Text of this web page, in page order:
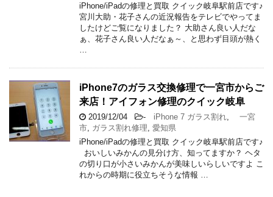
iPhone/iPadの修理と買取 クイック岐阜駅前店です♪
宮川大助・花子さんの近況報告をテレビでやってま
したけどご覧になりました？ 大助さん良い人だな
ぁ、花子さん良い人だなぁ～、と思わず目頭が熱く
…
iPhone7のガラス交換修理で一宮市からご
来店！アイフォン修理のクイック岐阜
2019/12/04 - iPhone 7 ガラス割れ,
一宮
市, ガラス割れ修理, 愛知県
iPhone/iPadの修理と買取 クイック岐阜駅前店です♪
おいしいみかんの見分け方、知ってますか？ ヘタ
の切り口が小さいみかんが美味しいらしいですよ こ
れからの時期に役立ちそうな情報 …